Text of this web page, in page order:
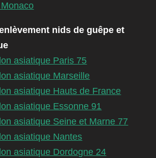
nids de guêpe et
asiatique Paris 75
asiatique Marseille
asiatique Hauts de France
asiatique Essonne 91
asiatique Seine et Marne 77
asiatique Nantes
asiatique Dordogne 24